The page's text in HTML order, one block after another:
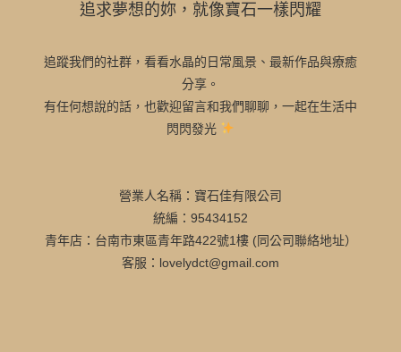
追求夢想的妳，就像寶石一樣閃耀
追蹤我們的社群，看看水晶的日常風景、最新作品與療癒
分享。
有任何想說的話，也歡迎留言和我們聊聊，一起在生活中
閃閃發光
營業人名稱：寶石佳有限公司
統編：95434152
青年店：台南市東區青年路422號1樓 (同公司聯絡地址）
客服：lovelydct@gmail.com